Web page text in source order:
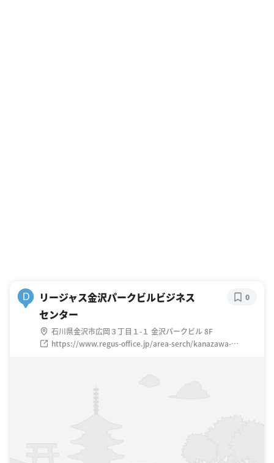
D
リージャス金沢パークビルビジネス
センター
石川県金沢市広岡３丁目１-１ 金沢パークビル 8F
https://www.regus-office.jp/area-serch/kanazawa-
0